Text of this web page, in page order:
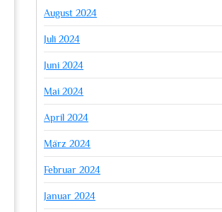
August 2024
Juli 2024
Juni 2024
Mai 2024
April 2024
März 2024
Februar 2024
Januar 2024